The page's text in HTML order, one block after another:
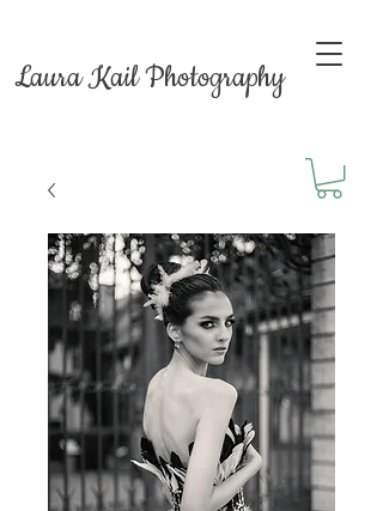
Laura Kail Photography